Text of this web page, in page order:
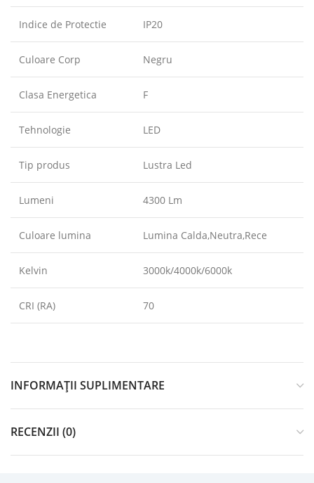
Indice de Protectie IP20
Culoare Corp Negru
Clasa Energetica F
Tehnologie LED
Tip produs Lustra Led
Lumeni 4300 Lm
Culoare lumina Lumina Calda,Neutra,Rece
Kelvin 3000k/4000k/6000k
CRI (RA) 70
INFORMAȚII SUPLIMENTARE
RECENZII (0)